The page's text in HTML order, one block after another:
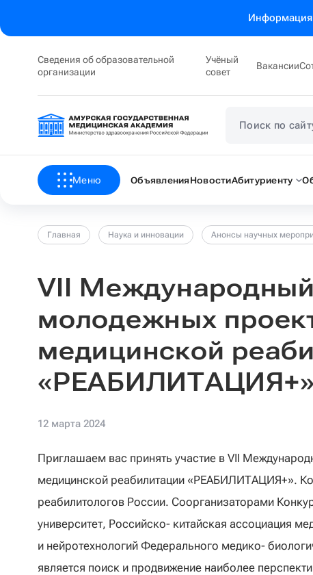
Информация
Сведения об образовательной
организации
Учёный
совет
Вакансии
Меню Объявления НовостиАбитуриенту
Главная Наука и инновации Анонсы научных
VII
молодежных
медицинской
«РЕАБИЛИТАЦИЯ+»
12 марта 2024
Приглашаем вас принять участие в VII
медицинской реабилитации «РЕАБИЛИТАЦИЯ+».
реабилитологов России. Соорганизаторами
университет, Российско- китайская ассоциация
и нейротехнологий Федерального медико-
является поиск и продвижение наиболее